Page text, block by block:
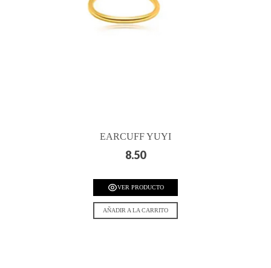
EARCUFF YUYI
8.50
VER PRODUCTO
AÑADIR A LA CARRITO